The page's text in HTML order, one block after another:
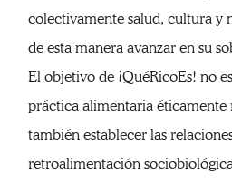
colectivamente salud, cultura y
de esta manera avanzar en su
El objetivo de ¡QuéRicoEs! no
práctica alimentaria éticamente
también establecer las
retroalimentación